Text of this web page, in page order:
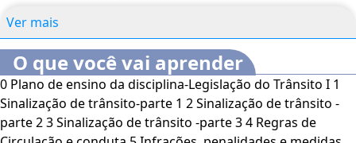
adicionais.
disciplina é composta por duas avaliações. A primeira
avaliação é formada pela média obtida a partir da
Avaliação Exercício do Conhecimento, correspondendo a
20% da média geral. A segunda avaliação (Av2), que
corresponde a 80% da média geral, é realizada em uma
Ver mais
O que você vai aprender
0 Plano de ensino da disciplina-Legislação do Trânsito I 1
Sinalização de trânsito-parte 1 2 Sinalização de trânsito -
parte 2 3 Sinalização de trânsito -parte 3 4 Regras de